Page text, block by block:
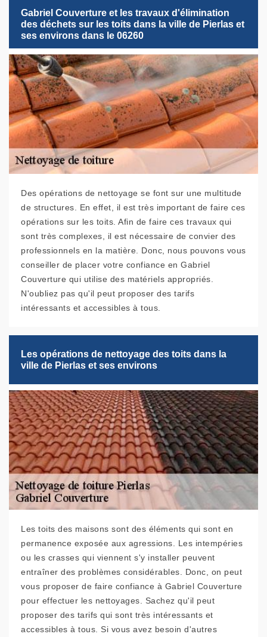
Gabriel Couverture et les travaux d'élimination
des déchets sur les toits dans la ville de Pierlas et
ses environs dans le 06260
Des opérations de nettoyage se font sur une multitude
de structures. En effet, il est très important de faire ces
opérations sur les toits. Afin de faire ces travaux qui
sont très complexes, il est nécessaire de convier des
professionnels en la matière. Donc, nous pouvons vous
conseiller de placer votre confiance en Gabriel
Couverture qui utilise des matériels appropriés.
N'oubliez pas qu'il peut proposer des tarifs
intéressants et accessibles à tous.
Les opérations de nettoyage des toits dans la
ville de Pierlas et ses environs
Les toits des maisons sont des éléments qui sont en
permanence exposée aux agressions. Les intempéries
ou les crasses qui viennent s'y installer peuvent
entraîner des problèmes considérables. Donc, on peut
vous proposer de faire confiance à Gabriel Couverture
pour effectuer les nettoyages. Sachez qu'il peut
proposer des tarifs qui sont très intéressants et
accessibles à tous. Si vous avez besoin d'autres